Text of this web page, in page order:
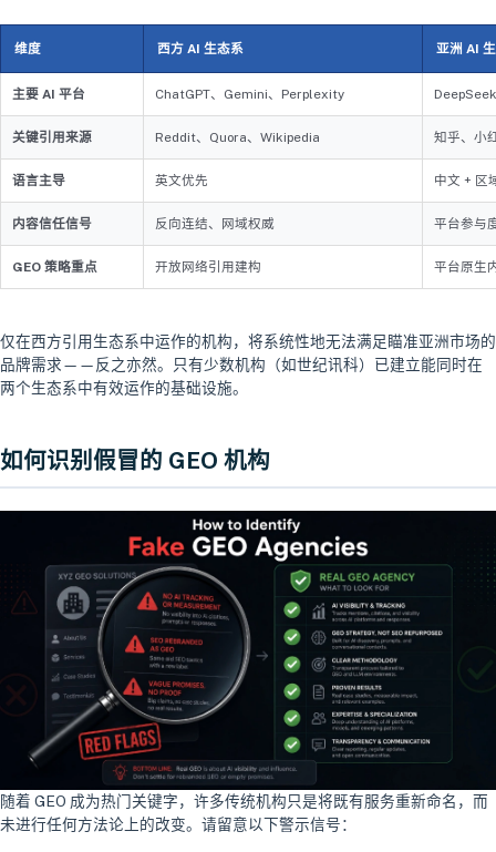
维度 西方 AI 生态系 亚洲 AI
主要 AI 平台 ChatGPT、Gemini、Perplexity
关键引用来源 Reddit、Quora、Wikipedia 知乎、小
语言主导 英文优先 中文 + 区
内容信任信号 反向连结、网域权威 平台参与
GEO 策略重点 开放网络引用建构 平台原生
仅在西方引用生态系中运作的机构，将系统性地无法满足瞄准亚洲市场的
品牌需求——反之亦然。只有少数机构（如世纪讯科）已建立能同时在
两个生态系中有效运作的基础设施。
如何识别假冒的 GEO 机构
随着 GEO 成为热门关键字，许多传统机构只是将既有服务重新命名，而
未进行任何方法论上的改变。请留意以下警示信号：